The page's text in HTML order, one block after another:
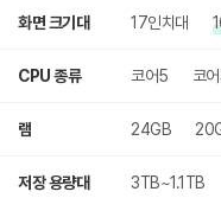
화면 크기대 17인치대
CPU 종류 코어5 코
램 24GB
저장 용량대 3TB~1.1TB